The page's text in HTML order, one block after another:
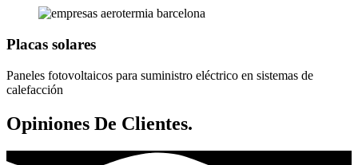
Placas solares
Paneles fotovoltaicos para suministro eléctrico en sistemas de
calefacción
Opiniones De Clientes.